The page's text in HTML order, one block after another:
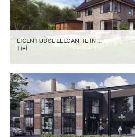
EIGENTIJDSE ELEGANTIE IN ...
Tiel